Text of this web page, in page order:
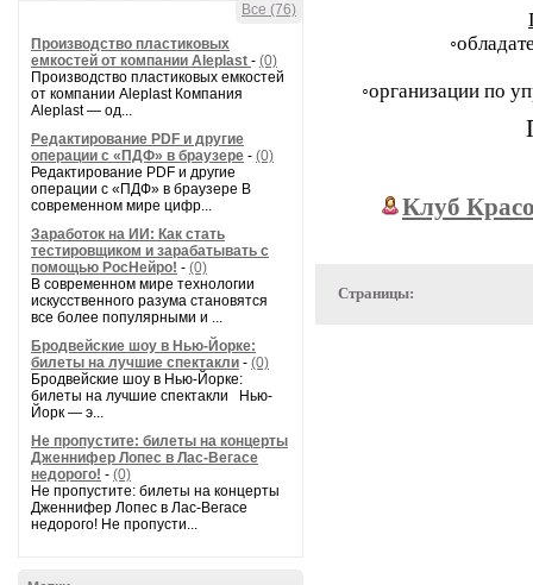
Все (76)
Производство пластиковых
емкостей от компании Aleplast - (0)
Производство пластиковых емкостей
от компании Aleplast Компания
Aleplast — од...
Редактирование PDF и другие
операции с «ПДФ» в браузере - (0)
Редактирование PDF и другие
операции с «ПДФ» в браузере В
современном мире цифр...
Заработок на ИИ: Как стать
тестировщиком и зарабатывать с
помощью РосНейро! - (0)
В современном мире технологии
искусственного разума становятся
все более популярными и ...
Бродвейские шоу в Нью-Йорке:
билеты на лучшие спектакли - (0)
Бродвейские шоу в Нью-Йорке:
билеты на лучшие спектакли Нью-
Йорк — э...
Не пропустите: билеты на концерты
Дженнифер Лопес в Лас-Вегасе
недорого! - (0)
Не пропустите: билеты на концерты
Дженнифер Лопес в Лас-Вегасе
недорого! Не пропусти...
◦организации по
Клуб
Страницы: